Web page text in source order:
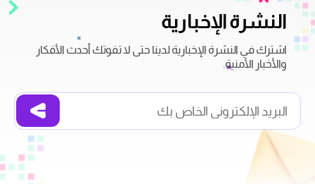
النشرة الإخبارية
اشترك في النشرة الإخبارية لدينا حتى لا تفوتك أحدث الأفكار
والأخبار الأمنية.